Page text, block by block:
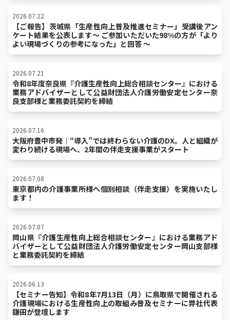
2026.07.22
【ご報告】茨城県「生産性向上普及推進セミナー」受講後アン
ケート結果を公表します〜 ご参加いただいた98%の方が「より
よい現場づくりの参考になった」と回答 〜
2026.07.21
令和8年度奈良県『介護生産性向上総合相談センター』における
業務アドバイザーとして公益財団法人介護労働安定センター奈
良支部様と業務委託契約を締結
2026.07.16
大阪府豊中市発｜“導入”では終わらない介護のDX。人と組織が
変わり続ける現場へ、2年間の伴走支援事業がスタート
2026.07.08
東京都内の介護事業所様へ個別相談（伴走支援）を実施いたし
ます！
2026.07.07
岡山県『介護生産性向上総合相談センター』における業務アド
バイザーとして公益財団法人介護労働安定センター岡山支部様
と業務委託契約を締結
2026.06.13
【セミナー告知】令和8年7月13日（月）に鳥取県で開催される
介護現場における生産性向上の取組み普及セミナーに弊社代表
鎌田が登壇します